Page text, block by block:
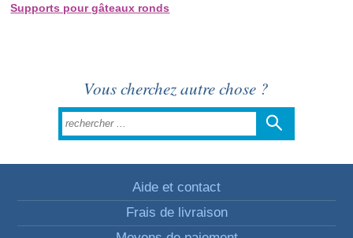
Supports pour gâteaux ronds
Vous cherchez autre chose ?
Aide et contact
Frais de livraison